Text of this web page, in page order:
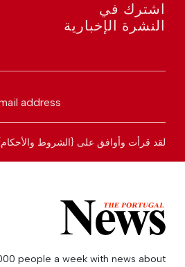
اشترك في
النشرة الإخبارية
address
لقد قرأت وأوافق على {الشروط
people a week with news about